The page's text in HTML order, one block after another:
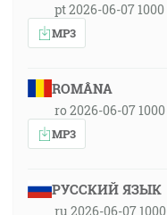
pt 2026-06-07 1000
MP3
ROMÂNA
ro 2026-06-07 1000
MP3
РУССКИЙ ЯЗЫК
ru 2026-06-07 1000